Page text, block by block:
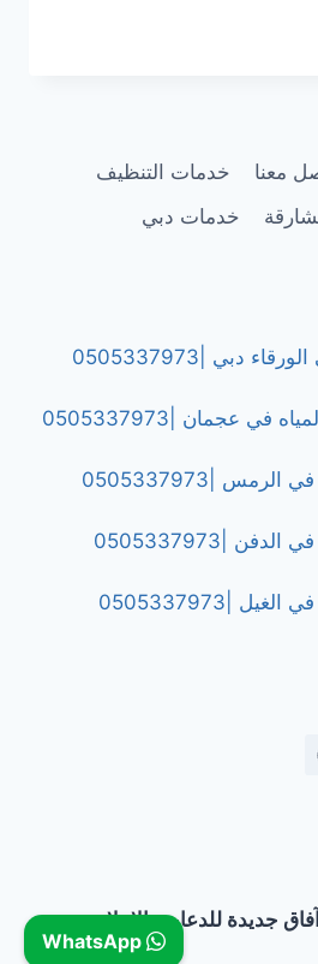
معنا
خدمات التنظيف
خدمات دبي
|0505337973
عجمان |0505337973
|0505337973
جديدة للدعاية والإعلان